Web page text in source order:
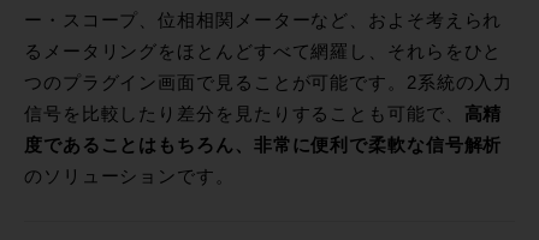
ー・スコープ、位相相関メーターなど、およそ考えられ
るメータリングをほとんどすべて網羅し、それらをひと
つのプラグイン画面で見ることが可能です。2系統の入力
信号を比較したり差分を見たりすることも可能で、 高精
度であることはもちろん、非常に便利で柔軟な信号解析
のソリューションです。